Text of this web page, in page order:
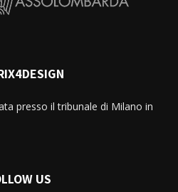
presso il tribunale di Milano in
US